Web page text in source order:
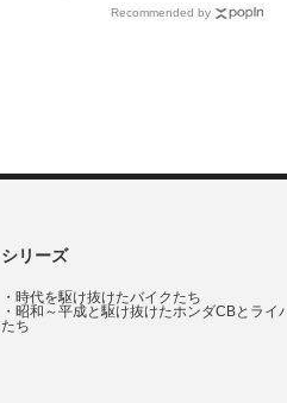
Recommended by
シリーズ
・ 時代を駆け抜けたバイクたち
・ 昭和～平成と駆け抜けたホンダCBとライ
たち